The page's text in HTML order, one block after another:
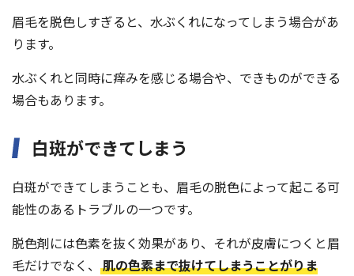
眉毛を脱色しすぎると、水ぶくれになってしまう場合があ
ります。
水ぶくれと同時に痒みを感じる場合や、できものができる
場合もあります。
白斑ができてしまう
白斑ができてしまうことも、眉毛の脱色によって起こる可
能性のあるトラブルの一つです。
脱色剤には色素を抜く効果があり、それが皮膚につくと眉
毛だけでなく、 肌の色素まで抜けてしまうことがりま